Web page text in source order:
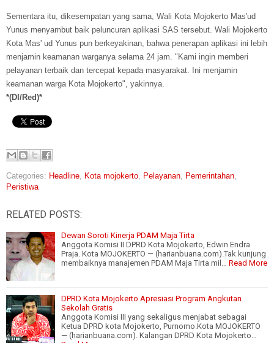
Sementara itu, dikesempatan yang sama, Wali Kota Mojokerto Mas'ud
Yunus menyambut baik peluncuran aplikasi SAS tersebut. Wali Mojokerto
Kota Mas' ud Yunus pun berkeyakinan, bahwa penerapan aplikasi ini lebih
menjamin keamanan warganya selama 24 jam. "Kami ingin memberi
pelayanan terbaik dan tercepat kepada masyarakat. Ini menjamin
keamanan warga Kota Mojokerto", yakinnya.
*(DI/Red)*
Categories: Headline, Kota mojokerto, Pelayanan, Pemerintahan,
Peristiwa
RELATED POSTS:
Dewan Soroti Kinerja PDAM Maja Tirta
Anggota Komisi II DPRD Kota Mojokerto, Edwin Endra
Praja. Kota MOJOKERTO — (harianbuana.com).Tak kunjung
membaiknya manajemen PDAM Maja Tirta mil… Read More
DPRD Kota Mojokerto Apresiasi Program Angkutan
Sekolah Gratis
Anggota Komisi III yang sekaligus menjabat sebagai
Ketua DPRD kota Mojokerto, Purnomo.Kota MOJOKERTO
— (harianbuana.com). Kalangan DPRD Kota Mojokerto…